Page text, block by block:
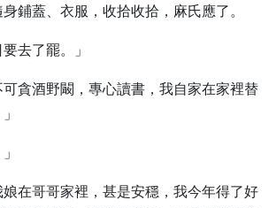
鋪蓋、衣服，收拾收拾，麻氏應了。
去了罷。」
貪酒野闞，專心讀書，我自家在家裡替
在哥哥家裡，甚是安穩，我今年得了好